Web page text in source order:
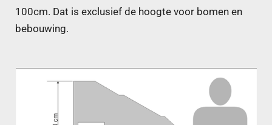
100cm. Dat is exclusief de hoogte voor bomen en
bebouwing.